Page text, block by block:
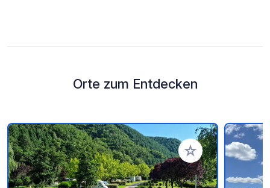
Orte zum Entdecken
Zu Ihren Favoriten